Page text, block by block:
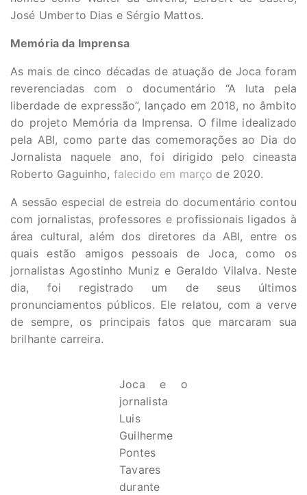
José Umberto Dias e Sérgio Mattos.
Memória da Imprensa
As mais de cinco décadas de atuação de Joca foram
reverenciadas com o documentário “A luta pela
liberdade de expressão”, lançado em 2018, no âmbito
do projeto Memória da Imprensa. O filme idealizado
pela ABI, como parte das comemorações ao Dia do
Jornalista naquele ano, foi dirigido pelo cineasta
Roberto Gaguinho, falecido em março de 2020.
A sessão especial de estreia do documentário contou
com jornalistas, professores e profissionais ligados à
área cultural, além dos diretores da ABI, entre os
quais estão amigos pessoais de Joca, como os
jornalistas Agostinho Muniz e Geraldo Vilalva. Neste
dia, foi registrado um de seus últimos
pronunciamentos públicos. Ele relatou, com a verve
de sempre, os principais fatos que marcaram sua
brilhante carreira.
Joca e o
jornalista
Luis
Guilherme
Pontes
Tavares
durante